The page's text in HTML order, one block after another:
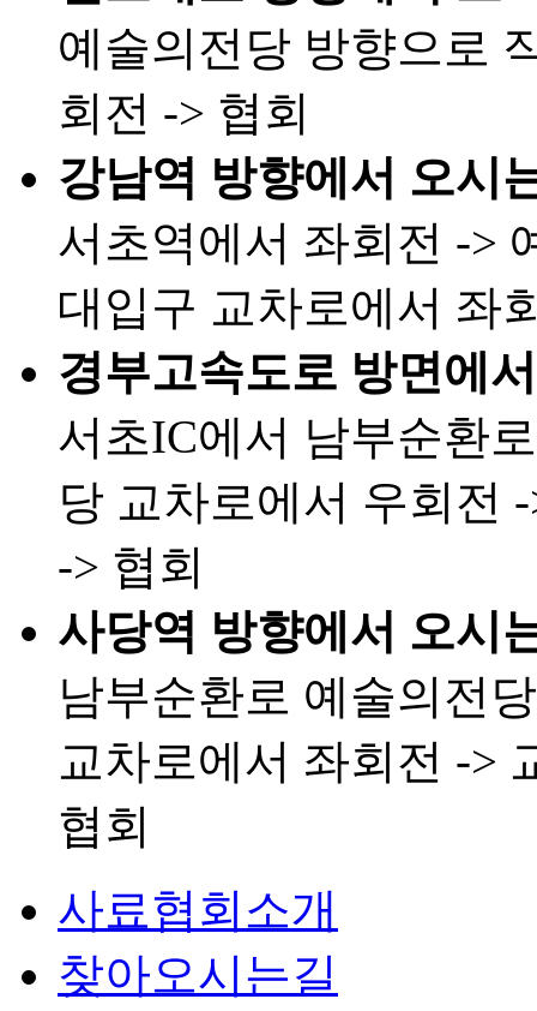
예술의전당 방향으로
회전 -> 협회
강남역 방향에서 오시
서초역에서 좌회전 ->
대입구 교차로에서 좌
경부고속도로 방면에
서초IC에서 남부순환
당 교차로에서 우회전
-> 협회
사당역 방향에서 오시
남부순환로 예술의전
교차로에서 좌회전 ->
협회
사료협회소개
찾아오시는길